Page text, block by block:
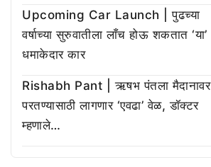
Upcoming Car Launch | पुढच्या
वर्षाच्या सुरुवातीला लाँच होऊ शकतात ‘या’
धमाकेदार कार
Rishabh Pant | ऋषभ पंतला मैदानावर
परतण्यासाठी लागणार ‘एवढा’ वेळ, डॉक्टर
म्हणाले…